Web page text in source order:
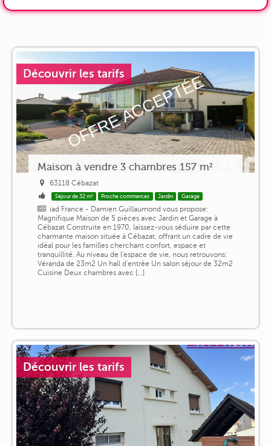
Découvrir les tarifs
Maison à vendre 3 chambres 157 m²
63118 Cébazat
Séjour de 32 m² Proche commerces Jardin Garage
iad France - Damien Guillaumond vous propose:
Magnifique Maison de 5 pièces avec Jardin et Garage à
Cébazat Construite en 1970, laissez-vous séduire par cette
charmante maison située à Cébazat, offrant un cadre de vie
idéal pour les familles cherchant confort, espace et
tranquillité. Au niveau de l'espace de vie, nous retrouvons:
Véranda de 23m2 Un hall d'entrée Un salon séjour de 32m2
Cuisine Deux chambres avec [...]
Découvrir les tarifs